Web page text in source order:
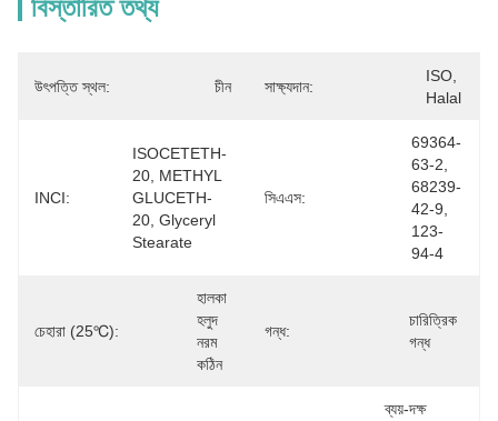
বিস্তারিত তথ্য
উৎপত্তি স্থল: চীন সাক্ষ্যদান:
ISO,
Halal
INCI:
ISOCETETH-
20, METHYL
GLUCETH-
20, Glyceryl
Stearate
সিএএস:
69364-
63-2,
68239-
42-9,
123-
94-4
চেহারা (25℃):
হালকা
হলুদ
নরম
কঠিন
গন্ধ:
চারিত্রিক
গন্ধ
ব্যয়-দক্ষ